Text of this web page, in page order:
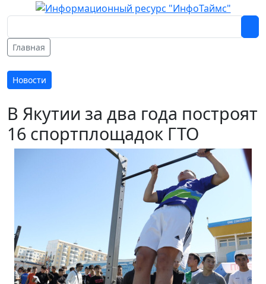
Главная
Новости
В Якутии за два года построят
16 спортплощадок ГТО